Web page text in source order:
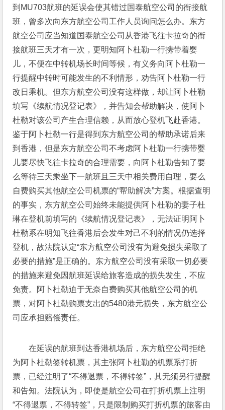
到MU703航班的延误会使其错过国泰航空公司的衔接航
班，曾多次向东方航空公司工作人员询问怎么办。东方
航空公司应当知道国泰航空公司从香港飞往卡拉奇的衔
接航班三天才有一次，更明知阿卜杜勒一行携带着婴
儿，不便在中转机场长时间等候，有义务向阿卜杜勒一
行提醒中转时可能发生的不利情形，劝告阿卜杜勒一行
改日乘机。但东方航空公司没有这样做，却让阿卜杜勒
填写《续航情况登记表》，并告知会帮助解决，使阿卜
杜勒对该公司产生合理信赖，从而放心登机飞赴香港。
鉴于阿卜杜勒一行是得到东方航空公司的帮助承诺后来
到香港，但是东方航空公司不考虑阿卜杜勒一行携带婴
儿要尽快飞往卡拉奇的合理需要，向阿卜杜勒告知了要
么等待三天乘坐下一航班且三天中相关费用自理，要么
自费购买其他航空公司机票的“帮助解决”方案。根据查明
的事实，东方航空公司始终未能提供阿卜杜勒的妻子杜
琳在登机前填写的《续航情况登记表》，无法证明阿卜
杜勒系在明知飞往香港后会发生对己不利的情况仍选择
登机，故法院认定“东方航空公司没有为避免损失采取了
必要的措施”是正确的。东方航空公司没有采取一切必要
的措施来避免因航班延误给旅客造成的损失发生，不应
免责。阿卜杜勒迫于无奈自费购买其他航空公司的机
票，对阿卜杜勒购票支出的5480港元损失，东方航空公
司应承担赔偿责任。
在延误的航班到达香港机场后，东方航空公司拒绝
为阿卜杜勒签转机票，其主张阿卜杜勒的机票系打折
票，已经注明了“不得退票，不得转签”，其无须另行提醒
和告知。法院认为，即使是航空公司在打折机票上注明
“不得退票，不得转签”，只是限制购买打折机票的旅客由